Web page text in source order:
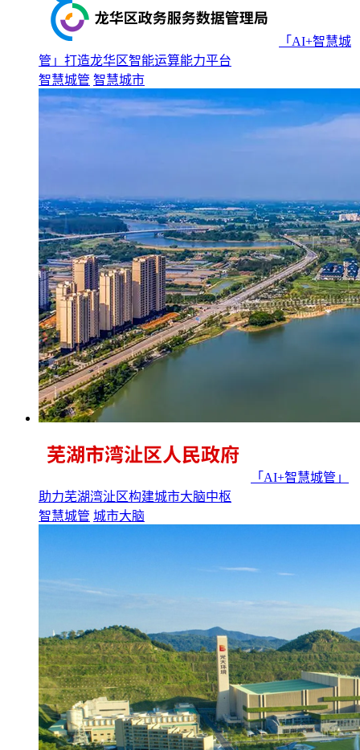
「AI+智慧城
管」打造龙华区智能运算能力平台
智慧城管 智慧城市
「AI+智慧城管」
助力芜湖湾沚区构建城市大脑中枢
智慧城管 城市大脑